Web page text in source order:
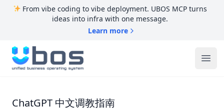
From vibe coding to vibe deployment. UBOS MCP turns
ideas into infra with one message.
Learn more
UBOS
ChatGPT 中文调教指南